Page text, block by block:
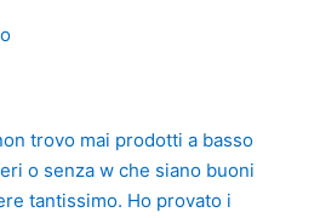
trovo mai prodotti a basso
o senza w che siano buoni
tantissimo. Ho provato i